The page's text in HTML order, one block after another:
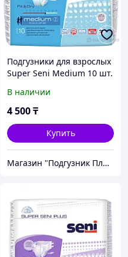
Подгузники для взрослых
Super Seni Medium 10 шт.
В наличии
4 500₸
Купить
Магазин "Подгузник Плюс"